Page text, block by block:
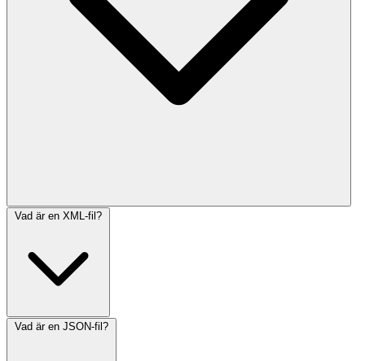
Vad är en XML-fil?
Vad är en JSON-fil?